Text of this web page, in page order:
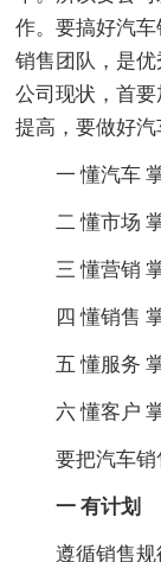
作。要搞好汽
销售团队，是
公司现状，首
提高，要做好汽
一 懂汽车 掌
二 懂市场 掌
三 懂营销 掌
四 懂销售 掌
五 懂服务 掌
六 懂客户 掌
要把汽车销售
一 有计划
遵循销售规